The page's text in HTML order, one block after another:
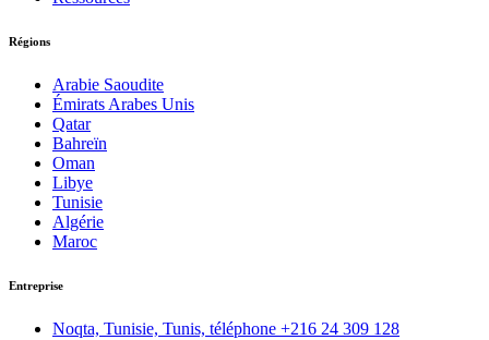
Régions
Arabie Saoudite
Émirats Arabes Unis
Qatar
Bahreïn
Oman
Libye
Tunisie
Algérie
Maroc
Entreprise
Noqta, Tunisie, Tunis, téléphone +216 24 309 128